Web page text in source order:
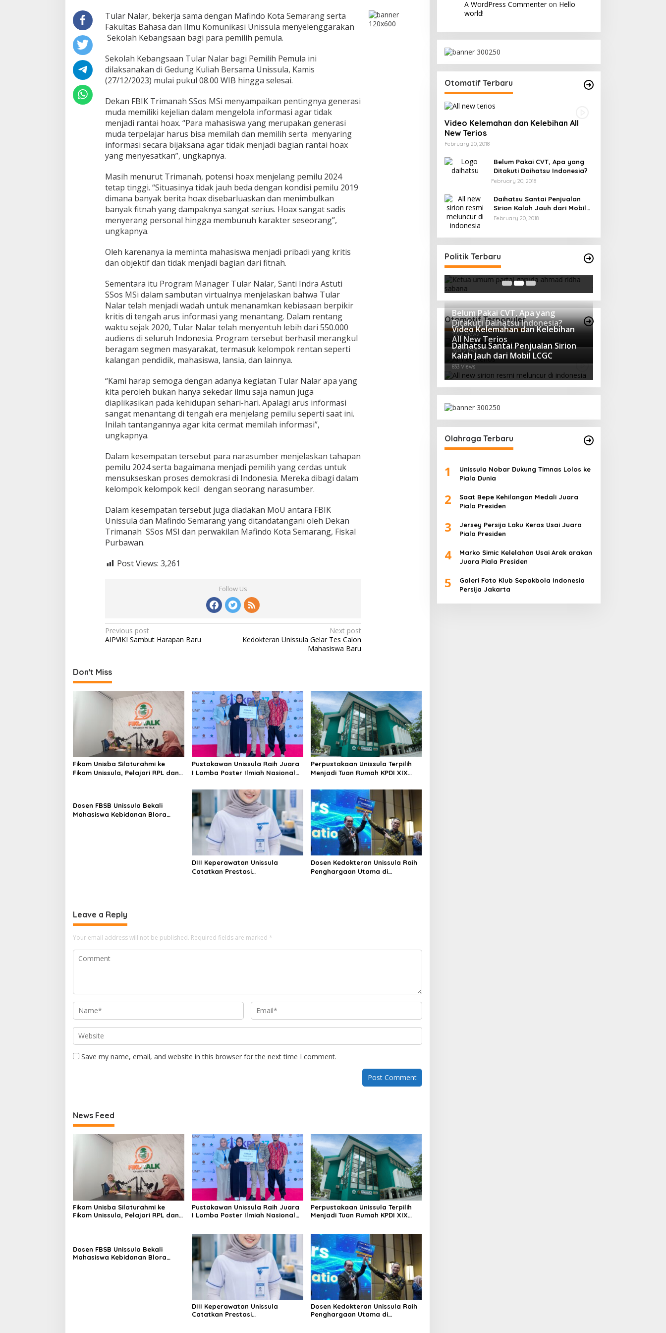
Tular Nalar, bekerja sama dengan Mafindo Kota Semarang serta
Fakultas Bahasa dan Ilmu Komunikasi Unissula menyelenggarakan
Sekolah Kebangsaan bagi para pemilih pemula.
Sekolah Kebangsaan Tular Nalar bagi Pemilih Pemula ini
dilaksanakan di Gedung Kuliah Bersama Unissula, Kamis
(27/12/2023) mulai pukul 08.00 WIB hingga selesai.
Dekan FBIK Trimanah SSos MSi menyampaikan pentingnya generasi
muda memiliki kejelian dalam mengelola informasi agar tidak
menjadi rantai hoax. “Para mahasiswa yang merupakan generasi
muda terpelajar harus bisa memilah dan memilih serta menyaring
informasi secara bijaksana agar tidak menjadi bagian rantai hoax
yang menyesatkan”, ungkapnya.
Masih menurut Trimanah, potensi hoax menjelang pemilu 2024
tetap tinggi. “Situasinya tidak jauh beda dengan kondisi pemilu 2019
dimana banyak berita hoax disebarluaskan dan menimbulkan
banyak fitnah yang dampaknya sangat serius. Hoax sangat sadis
menyerang personal hingga membunuh karakter seseorang”,
ungkapnya.
Oleh karenanya ia meminta mahasiswa menjadi pribadi yang kritis
dan objektif dan tidak menjadi bagian dari fitnah.
Sementara itu Program Manager Tular Nalar, Santi Indra Astuti
SSos MSi dalam sambutan virtualnya menjelaskan bahwa Tular
Nalar telah menjadi wadah untuk menanamkan kebiasaan berpikir
kritis di tengah arus informasi yang menantang. Dalam rentang
waktu sejak 2020, Tular Nalar telah menyentuh lebih dari 550.000
audiens di seluruh Indonesia. Program tersebut berhasil merangkul
beragam segmen masyarakat, termasuk kelompok rentan seperti
kalangan pendidik, mahasiswa, lansia, dan lainnya.
“Kami harap semoga dengan adanya kegiatan Tular Nalar apa yang
kita peroleh bukan hanya sekedar ilmu saja namun juga
diaplikasikan pada kehidupan sehari-hari. Apalagi arus informasi
sangat menantang di tengah era menjelang pemilu seperti saat ini.
Inilah tantangannya agar kita cermat memilah informasi”,
ungkapnya.
Dalam kesempatan tersebut para narasumber menjelaskan tahapan
pemilu 2024 serta bagaimana menjadi pemilih yang cerdas untuk
mensukseskan proses demokrasi di Indonesia. Mereka dibagi dalam
kelompok kelompok kecil dengan seorang narasumber.
Dalam kesempatan tersebut juga diadakan MoU antara FBIK
Unissula dan Mafindo Semarang yang ditandatangani oleh Dekan
Trimanah SSos MSI dan perwakilan Mafindo Kota Semarang, Fiskal
Purbawan.
Post Views: 3,261
Follow Us
Post
navigation
Previous post
AIPViKI Sambut Harapan Baru
Next post
Kedokteran Unissula Gelar Tes Calon
Mahasiswa Baru
Don't Miss
Fikom Unisba Silaturahmi ke
Fikom Unissula, Pelajari RPL dan
Pustakawan Unissula Raih Juara
I Lomba Poster Ilmiah Nasional
Perpustakaan Unissula Terpilih
Menjadi Tuan Rumah KPDI XIX
Dosen FBSB Unissula Bekali
Mahasiswa Kebidanan Blora
DIII Keperawatan Unissula
Catatkan Prestasi
Dosen Kedokteran Unissula Raih
Penghargaan Utama di
Leave a Reply
Your email address will not be published. Required fields are marked *
Save my name, email, and website in this browser for the next time I comment.
News Feed
Fikom Unisba Silaturahmi ke
Fikom Unissula, Pelajari RPL dan
Pustakawan Unissula Raih Juara
I Lomba Poster Ilmiah Nasional
Perpustakaan Unissula Terpilih
Menjadi Tuan Rumah KPDI XIX
Dosen FBSB Unissula Bekali
Mahasiswa Kebidanan Blora
DIII Keperawatan Unissula
Catatkan Prestasi
Dosen Kedokteran Unissula Raih
Penghargaan Utama di
A WordPress Commenteron Hello
world!
Otomatif Terbaru
Video Kelemahan dan Kelebihan All
New Terios
February 20, 2018
Belum Pakai CVT, Apa yang
Ditakuti Daihatsu Indonesia?
February 20, 2018
Daihatsu Santai Penjualan
Sirion Kalah Jauh dari Mobil
LCGC
February 20, 2018
Politik Terbaru
Sudaryono sebagai Kepala Badan
Gizi Nasional
In Berita, Politik | July 23, 2026
Ini Dia Hubungan Partai Garuda
Strategi PPP Menangkan Duet
Ganjar dan Gus Yasin
Otomotif Terpopuler
Belum Pakai CVT, Apa yang
Ditakuti Daihatsu Indonesia?
1922 Views
Video Kelemahan dan Kelebihan
All New Terios
1631 Views
Daihatsu Santai Penjualan Sirion
Kalah Jauh dari Mobil LCGC
833 Views
Olahraga Terbaru
1
Unissula Nobar Dukung Timnas Lolos ke
Piala Dunia
2
Saat Bepe Kehilangan Medali Juara
Piala Presiden
3
Jersey Persija Laku Keras Usai Juara
Piala Presiden
4
Marko Simic Kelelahan Usai Arak arakan
Juara Piala Presiden
5
Galeri Foto Klub Sepakbola Indonesia
Persija Jakarta